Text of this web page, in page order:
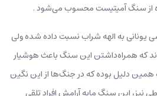
از سنگ آمیتیست محسوب می‌شود .
یونانی به الهه شراب نسبت داده شده ولی
که همراه‌داشتن این سنگ باعث هوشیار
دلیل بوده که در جنگ‌ها از این نگین
نیز، این سنگ مایه آرامش افراد تلقی